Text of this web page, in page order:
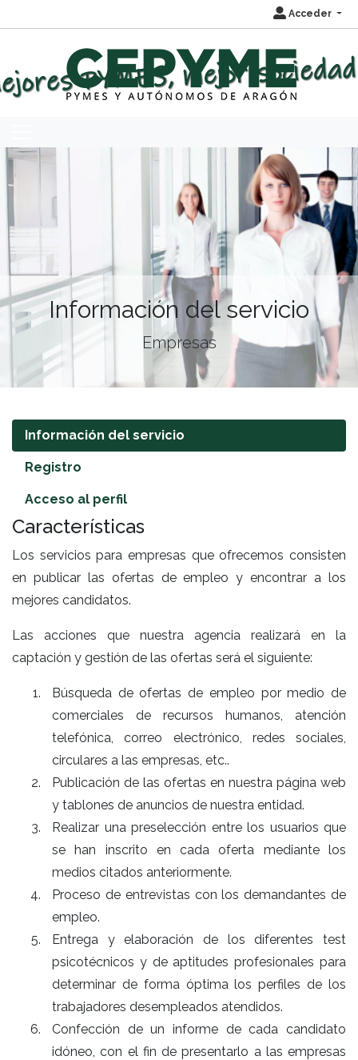
Acceder
Información del servicio
Empresas
Información del servicio
Registro
Acceso al perfil
Características
Los servicios para empresas que ofrecemos consisten
en publicar las ofertas de empleo y encontrar a los
mejores candidatos.
Las acciones que nuestra agencia realizará en la
captación y gestión de las ofertas será el siguiente:
Búsqueda de ofertas de empleo por medio de
comerciales de recursos humanos, atención
telefónica, correo electrónico, redes sociales,
circulares a las empresas, etc..
Publicación de las ofertas en nuestra página web
y tablones de anuncios de nuestra entidad.
Realizar una preselección entre los usuarios que
se han inscrito en cada oferta mediante los
medios citados anteriormente.
Proceso de entrevistas con los demandantes de
empleo.
Entrega y elaboración de los diferentes test
psicotécnicos y de aptitudes profesionales para
determinar de forma óptima los perfiles de los
trabajadores desempleados atendidos.
Confección de un informe de cada candidato
idóneo, con el fin de presentarlo a las empresas